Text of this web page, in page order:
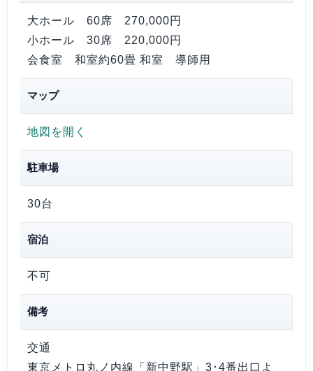
大ホール 60席 270,000円
小ホール 30席 220,000円
会食室 和室約60畳 和室 導師用
マップ
地図を開く
駐車場
30台
宿泊
不可
備考
交通
東京メトロ丸ノ内線「新中野駅」3･4番出口よ